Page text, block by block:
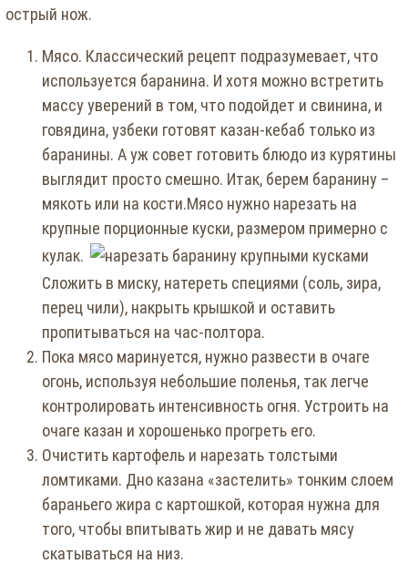
острый нож.
Мясо. Классический рецепт подразумевает, что
используется баранина. И хотя можно встретить
массу уверений в том, что подойдет и свинина, и
говядина, узбеки готовят казан-кебаб только из
баранины. А уж совет готовить блюдо из курятины
выглядит просто смешно. Итак, берем баранину –
мякоть или на кости.Мясо нужно нарезать на
крупные порционные куски, размером примерно с
кулак.
Сложить в миску, натереть специями (соль, зира,
перец чили), накрыть крышкой и оставить
пропитываться на час-полтора.
Пока мясо маринуется, нужно развести в очаге
огонь, используя небольшие поленья, так легче
контролировать интенсивность огня. Устроить на
очаге казан и хорошенько прогреть его.
Очистить картофель и нарезать толстыми
ломтиками. Дно казана «застелить» тонким слоем
бараньего жира с картошкой, которая нужна для
того, чтобы впитывать жир и не давать мясу
скатываться на низ.